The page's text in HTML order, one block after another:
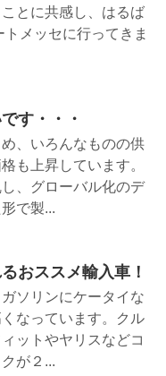
とに共感し、はるば
メッセに行ってきま
す・・・
、いろんなものの供
も上昇しています。
、グローバル化のデ
で製...
おススメ輸入車！
ソリンにケータイな
なっています。クル
ットやヤリスなどコ
が２...